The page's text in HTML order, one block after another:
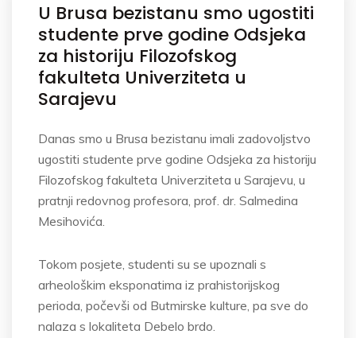
U Brusa bezistanu smo ugostiti
studente prve godine Odsjeka
za historiju Filozofskog
fakulteta Univerziteta u
Sarajevu
Danas smo u Brusa bezistanu imali zadovoljstvo
ugostiti studente prve godine Odsjeka za historiju
Filozofskog fakulteta Univerziteta u Sarajevu, u
pratnji redovnog profesora, prof. dr. Salmedina
Mesihovića.
Tokom posjete, studenti su se upoznali s
arheološkim eksponatima iz prahistorijskog
perioda, počevši od Butmirske kulture, pa sve do
nalaza s lokaliteta Debelo brdo.